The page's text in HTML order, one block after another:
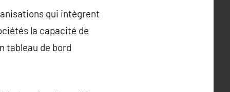
qui intègrent
la capacité de
tableau de bord